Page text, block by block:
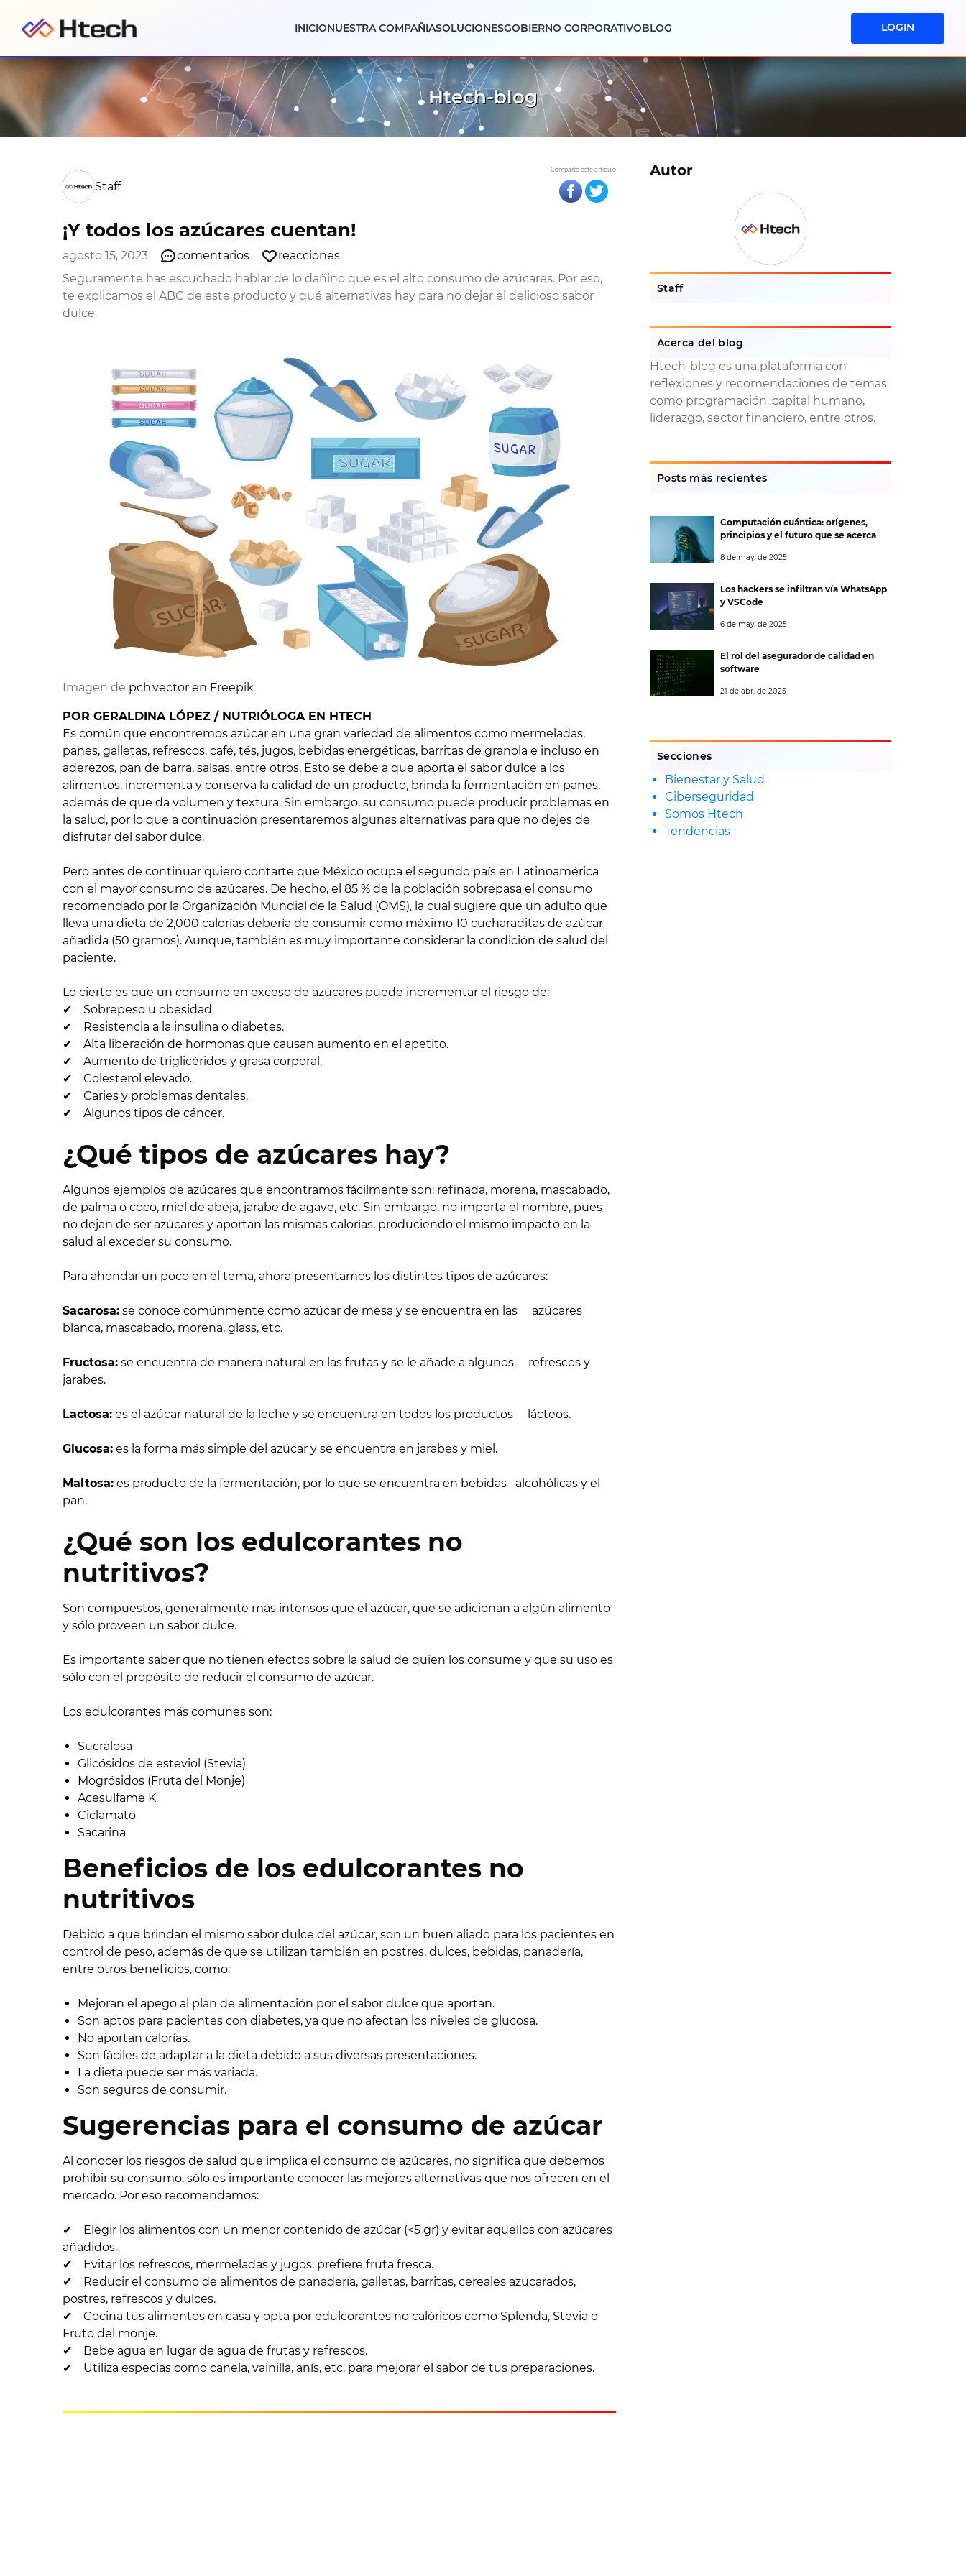
INICIONUESTRA COMPAÑIASOLUCIONESGOBIERNO CORPORATIVOBLOG LOGIN
Htech-blog
Staff
Comparte este artículo
¡Y todos los azúcares cuentan!
agosto 15, 2023 comentarios
reacciones
Seguramente has escuchado hablar de lo dañino que es el alto consumo de azúcares. Por eso,
te explicamos el ABC de este producto y qué alternativas hay para no dejar el delicioso sabor
dulce.
Imagen de pch.vector en Freepik
POR GERALDINA LÓPEZ / NUTRIÓLOGA EN HTECH
Es común que encontremos azúcar en una gran variedad de alimentos como mermeladas,
panes, galletas, refrescos, café, tés, jugos, bebidas energéticas, barritas de granola e incluso en
aderezos, pan de barra, salsas, entre otros. Esto se debe a que aporta el sabor dulce a los
alimentos, incrementa y conserva la calidad de un producto, brinda la fermentación en panes,
además de que da volumen y textura. Sin embargo, su consumo puede producir problemas en
la salud, por lo que a continuación presentaremos algunas alternativas para que no dejes de
disfrutar del sabor dulce.
Pero antes de continuar quiero contarte que México ocupa el segundo país en Latinoamérica
con el mayor consumo de azúcares. De hecho, el 85 % de la población sobrepasa el consumo
recomendado por la Organización Mundial de la Salud (OMS), la cual sugiere que un adulto que
lleva una dieta de 2,000 calorías debería de consumir como máximo 10 cucharaditas de azúcar
añadida (50 gramos). Aunque, también es muy importante considerar la condición de salud del
paciente.
Lo cierto es que un consumo en exceso de azúcares puede incrementar el riesgo de:
✔ Sobrepeso u obesidad.
✔ Resistencia a la insulina o diabetes.
✔ Alta liberación de hormonas que causan aumento en el apetito.
✔ Aumento de triglicéridos y grasa corporal.
✔ Colesterol elevado.
✔ Caries y problemas dentales.
✔ Algunos tipos de cáncer.
¿Qué tipos de azúcares hay?
Algunos ejemplos de azúcares que encontramos fácilmente son: refinada, morena, mascabado,
de palma o coco, miel de abeja, jarabe de agave, etc. Sin embargo, no importa el nombre, pues
no dejan de ser azúcares y aportan las mismas calorías, produciendo el mismo impacto en la
salud al exceder su consumo.
Para ahondar un poco en el tema, ahora presentamos los distintos tipos de azúcares:
Sacarosa: se conoce comúnmente como azúcar de mesa y se encuentra en las azúcares
blanca, mascabado, morena, glass, etc.
Fructosa: se encuentra de manera natural en las frutas y se le añade a algunos refrescos y
jarabes.
Lactosa: es el azúcar natural de la leche y se encuentra en todos los productos lácteos.
Glucosa: es la forma más simple del azúcar y se encuentra en jarabes y miel.
Maltosa: es producto de la fermentación, por lo que se encuentra en bebidas alcohólicas y el
pan.
¿Qué son los edulcorantes no
nutritivos?
Son compuestos, generalmente más intensos que el azúcar, que se adicionan a algún alimento
y sólo proveen un sabor dulce.
Es importante saber que no tienen efectos sobre la salud de quien los consume y que su uso es
sólo con el propósito de reducir el consumo de azúcar.
Los edulcorantes más comunes son:
Sucralosa
Glicósidos de esteviol (Stevia)
Mogrósidos (Fruta del Monje)
Acesulfame K
Ciclamato
Sacarina
Beneficios de los edulcorantes no
nutritivos
Debido a que brindan el mismo sabor dulce del azúcar, son un buen aliado para los pacientes en
control de peso, además de que se utilizan también en postres, dulces, bebidas, panadería,
entre otros beneficios, como:
Mejoran el apego al plan de alimentación por el sabor dulce que aportan.
Son aptos para pacientes con diabetes, ya que no afectan los niveles de glucosa.
No aportan calorías.
Son fáciles de adaptar a la dieta debido a sus diversas presentaciones.
La dieta puede ser más variada.
Son seguros de consumir.
Sugerencias para el consumo de azúcar
Al conocer los riesgos de salud que implica el consumo de azúcares, no significa que debemos
prohibir su consumo, sólo es importante conocer las mejores alternativas que nos ofrecen en el
mercado. Por eso recomendamos:
✔ Elegir los alimentos con un menor contenido de azúcar (<5 gr) y evitar aquellos con azúcares
añadidos.
✔ Evitar los refrescos, mermeladas y jugos; prefiere fruta fresca.
✔ Reducir el consumo de alimentos de panadería, galletas, barritas, cereales azucarados,
postres, refrescos y dulces.
✔ Cocina tus alimentos en casa y opta por edulcorantes no calóricos como Splenda, Stevia o
Fruto del monje.
✔ Bebe agua en lugar de agua de frutas y refrescos.
✔ Utiliza especias como canela, vainilla, anís, etc. para mejorar el sabor de tus preparaciones.
Autor
Staff
Acerca del blog
Htech-blog es una plataforma con
reflexiones y recomendaciones de temas
como programación, capital humano,
liderazgo, sector financiero, entre otros.
Posts más recientes
Computación cuántica: orígenes,
principios y el futuro que se acerca
8 de may. de 2025
Los hackers se infiltran vía WhatsApp
y VSCode
6 de may. de 2025
El rol del asegurador de calidad en
software
21 de abr. de 2025
Secciones
Bienestar y Salud
Ciberseguridad
Somos Htech
Tendencias